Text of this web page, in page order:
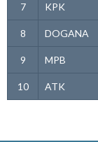
7 KPK
8 DOGANA
9 MPB
10 ATK